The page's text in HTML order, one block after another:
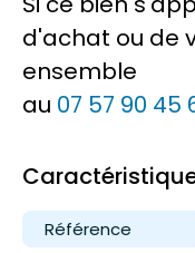
d'achat ou de
ensemble
au 07 57 90 45
Référence